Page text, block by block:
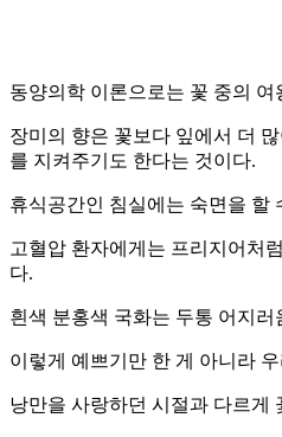
동양의학 이론으로는 꽃 중의
장미의 향은 꽃보다 잎에서 더
를 지켜주기도 한다는 것이다.
휴식공간인 침실에는 숙면을 할
고혈압 환자에게는 프리지어처
다.
흰색 분홍색 국화는 두통 어지
이렇게 예쁘기만 한 게 아니라
낭만을 사랑하던 시절과 다르게